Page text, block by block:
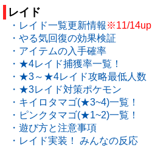
レイド
・レイド一覧更新情報 ※11/14up
・やる気回復の効果検証
・アイテムの入手確率
・★4レイド捕獲率一覧！
・★3～★4レイド攻略最低人数
・★3レイド対策ポケモン
・キイロタマゴ(★3~4)一覧！
・ピンクタマゴ(★1~2)一覧！
・遊び方と注意事項
・レイド実装！ みんなの反応